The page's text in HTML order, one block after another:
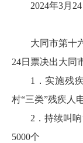
2024年3月24
大同市第十
24日票决出大同
1．实施残
村“三类”残疾人
2．持续叫
5000个